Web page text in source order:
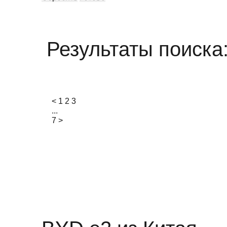
Результаты поиска:
< 1 2 3
...
7 >